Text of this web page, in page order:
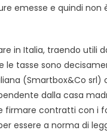
e quindi non
in Italia, traendo
le tasse sono
(Smartbox&Co
dalla casa
contratti con i
essere a norma di